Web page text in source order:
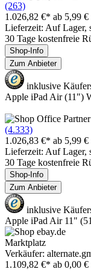
(263)
1.026,82 €* ab 5,99 €
Lieferzeit: Auf Lager,
30 Tage kostenfreie
Shop-Info
Zum Anbieter
inklusive
Apple iPad Air (11")
(4.333)
1.026,83 €* ab 5,99 €
Lieferzeit: Auf Lager,
30 Tage kostenfreie
Shop-Info
Zum Anbieter
inklusive
Apple iPad Air 11"
Marktplatz
Verkäufer:
1.109,82 €* ab 0,00 €